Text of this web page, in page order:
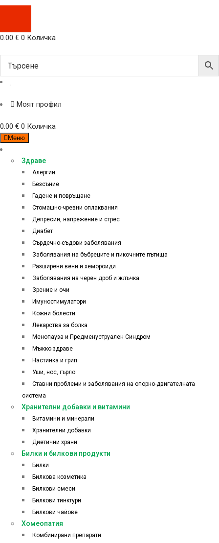
0.00 € 0 Количка
Моят профил
0.00 € 0 Количка
Меню
Здраве
Алергии
Безсъние
Гадене и повръщане
Стомашно-чревни оплаквания
Депресии, напрежение и стрес
Диабет
Сърдечно-съдови заболявания
Заболявания на бъбреците и пикочните пътища
Разширени вени и хемороиди
Заболявания на черен дроб и жлъчка
Зрение и очи
Имуностимулатори
Кожни болести
Лекарства за болка
Менопауза и Предменуструален Синдром
Мъжко здраве
Настинка и грип
Уши, нос, гърло
Ставни проблеми и заболявания на опорно-двигателната
система
Хранителни добавки и витамини
Витамини и минерали
Хранителни добавки
Диетични храни
Билки и билкови продукти
Билки
Билкова козметика
Билкови смеси
Билкови тинктури
Билкови чайове
Хомеопатия
Комбинирани препарати